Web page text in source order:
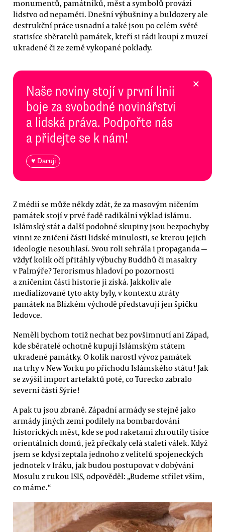
monumentů, památníků, měst a symbolů provází
lidstvo od nepaměti. Dnešní výbušniny a buldozery ale
destrukční práce usnadní a také jsou po celém světě
statisíce sběratelů památek, kteří si rádi koupí z muzeí
ukradené či ze země vykopané poklady.
Naše noviny stojí v první linii
boje za svobodné novinářství
a lidská práva. Podpořte nás
a přidejte se k nám!
♥ Daruji
×
Z médií se může někdy zdát, že za masovým ničením
památek stojí v prvé řadě radikální výklad islámu.
Islámský stát a další podobné skupiny jsou bezpochyby
vinni ze zničení části lidské minulosti, se kterou jejich
ideologie nesouhlasí. Svou roli sehrála i propaganda —
vždyť kolik očí přitáhly výbuchy Buddhů či masakry
v Palmýře? Terorismus hladoví po pozornosti
a zničením části historie ji získá. Jakkoliv ale
medializované tyto akty byly, v kontextu ztráty
památek na Blízkém východě představují jen špičku
ledovce.
Neměli bychom totiž nechat bez povšimnutí ani Západ,
kde sběratelé ochotně kupují Islámským státem
ukradené památky. O kolik narostl vývoz památek
na trhy v New Yorku po příchodu Islámského státu! Jak
se zvýšil import artefaktů poté, co Turecko zabralo
severní části Sýrie!
A pak tu jsou zbraně. Západní armády se stejně jako
armády jiných zemí podílely na bombardování
historických měst, kde se pod raketami zhroutily tisíce
orientálních domů, jež přečkaly celá staletí válek. Když
jsem se kdysi zeptala jednoho z velitelů spojeneckých
jednotek v Iráku, jak budou postupovat v dobývání
Mosulu z rukou ISIS, odpověděl: „Budeme střílet vším,
co máme.“